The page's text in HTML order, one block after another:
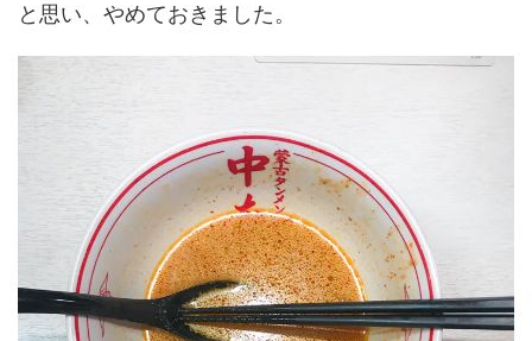
と思い、やめておきました。